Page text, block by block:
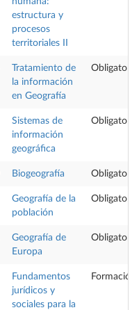
estructura y
procesos
territoriales II
Tratamiento de
la información
en Geografía
Obligatoria
Sistemas de
información
geográfica
Obligatoria
Biogeografía Obligatoria
Geografía de la
población
Obligatoria
Geografía de
Europa
Obligatoria
Fundamentos
jurídicos y
sociales para la
Formación